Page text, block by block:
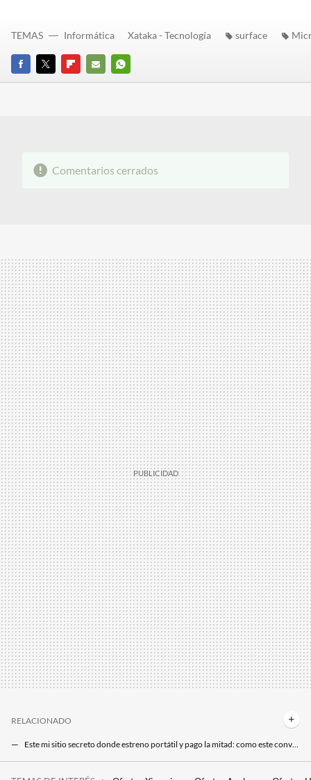
FACEBOOK
TWITTERFLIPBOARD
E-
WHATSAPP
TEMAS Informática Xataka - Tecnología surface
Comentarios cerrados
RELACIONADO
Este mi sitio secreto donde estreno portátil y pago la mitad: como este convertible top Microsoft con un 50% de descuento